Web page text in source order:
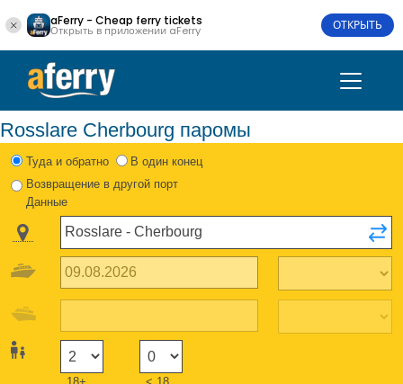
aFerry - Cheap ferry tickets
Открыть в приложении aFerry ОТКРЫТЬ
Rosslare Cherbourg паромы
Туда и обратно
В один конец
Возвращение в другой порт
Данные